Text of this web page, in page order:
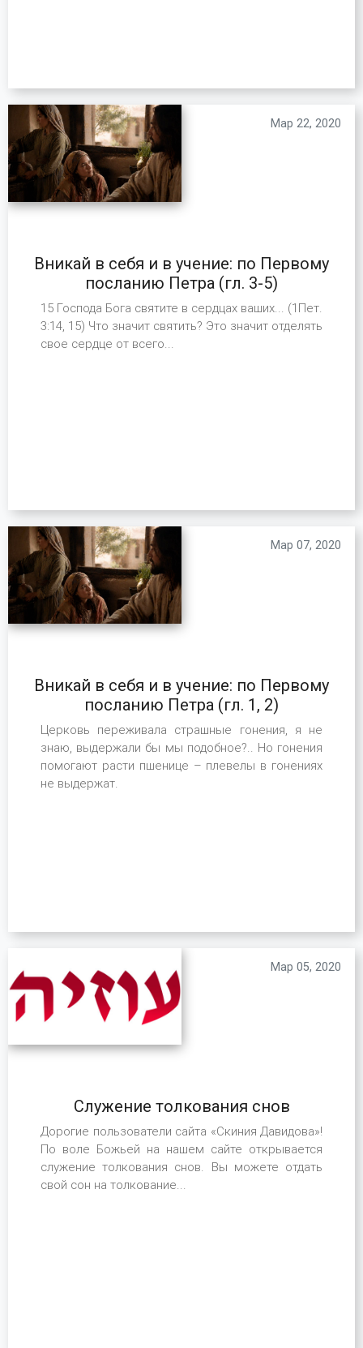
Вникай в себя и в учение: по Первому
посланию Петра (гл. 3-5)
15 Господа Бога святите в сердцах ваших... (1Пет.
3:14, 15) Что значит святить? Это значит отделять
свое сердце от всего...
Мар 22, 2020
Вникай в себя и в учение: по Первому
посланию Петра (гл. 1, 2)
Церковь переживала страшные гонения, я не
знаю, выдержали бы мы подобное?.. Но гонения
помогают расти пшенице – плевелы в гонениях
не выдержат.
Мар 07, 2020
Служение толкования снов
Дорогие пользователи сайта «Скиния Давидова»!
По воле Божьей на нашем сайте открывается
служение толкования снов. Вы можете отдать
свой сон на толкование...
Мар 05, 2020